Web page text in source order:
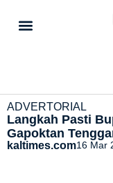
ADVERTORIAL
Langkah Pasti
Gapoktan
kaltimes.com16 Mar